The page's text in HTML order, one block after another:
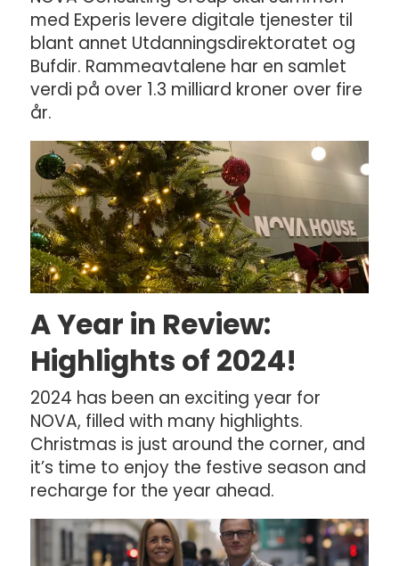
med Experis levere digitale tjenester til
blant annet Utdanningsdirektoratet og
Bufdir. Rammeavtalene har en samlet
verdi på over 1.3 milliard kroner over fire
år.
A Year in Review:
Highlights of 2024!
2024 has been an exciting year for
NOVA, filled with many highlights.
Christmas is just around the corner, and
it’s time to enjoy the festive season and
recharge for the year ahead.